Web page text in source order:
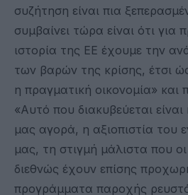
συζήτηση είναι πια
συμβαίνει τώρα είναι ότι
ιστορία της ΕΕ έχουμε την
των βαρών της κρίσης, έτσι
η πραγματική οικονομία» και
«Αυτό που διακυβεύεται είναι
μας αγορά, η αξιοπιστία του
μας, τη στιγμή μάλιστα που
διεθνώς έχουν επίσης
προγράμματα παροχής